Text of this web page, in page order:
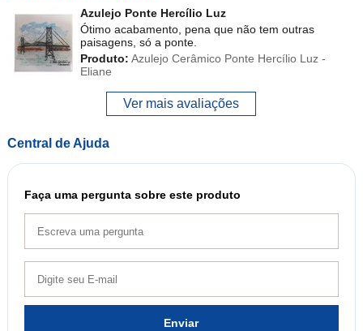
Azulejo Ponte Hercílio Luz
Ótimo acabamento, pena que não tem outras
paisagens, só a ponte.
Produto: Azulejo Cerâmico Ponte Hercílio Luz -
Eliane
Ver mais avaliações
Central de Ajuda
Faça uma pergunta sobre este produto
Enviar